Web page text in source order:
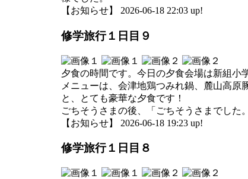
【お知らせ】 2026-06-18 22:03 up!
修学旅行１日目９
夕食の時間です。今日の夕食会場は新組小
メニューは、会津地鶏つみれ鍋、麓山高
と、とても豪華な夕食です！
ごちそうさまの後、「ごちそうさまでした
【お知らせ】 2026-06-18 19:23 up!
修学旅行１日目８